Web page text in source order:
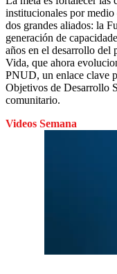
institucionales por medio
dos grandes aliados: la
generación de
años en el desarrollo del
Vida, que ahora
PNUD, un enlace clave
Objetivos de Desarrollo
comunitario.
Videos Semana